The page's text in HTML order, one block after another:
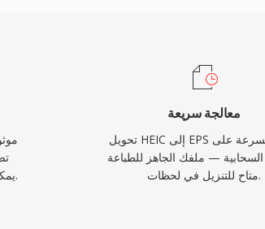
يمكن لأي مسار عمل طباعة التعامل معه.
معالجة سريعة
تحويل HEIC إلى EPS يكتمل بسرعة على
السحابية — ملفك الجاهز للطباعة
متاح للتنزيل في لحظات.